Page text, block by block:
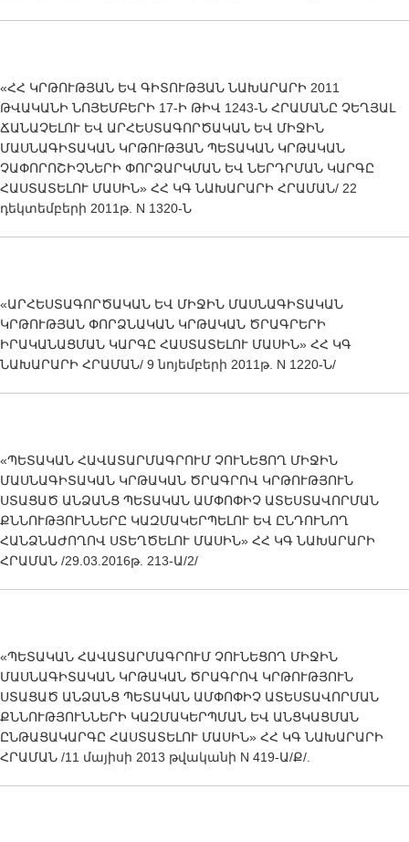
«ՀՀ ԿՐԹՈՒԹՅԱՆ ԵՎ ԳԻՏՈՒԹՅԱՆ ՆԱԽԱՐԱՐԻ 2011
ԹՎԱԿԱՆԻ ՆՈՅԵՄԲԵՐԻ 17-Ի ԹԻՎ 1243-Ն ՀՐԱՄԱՆԸ ՉԵՂՅԱԼ
ՃԱՆԱՉԵԼՈՒ ԵՎ ԱՐՀԵՍՏԱԳՈՐԾԱԿԱՆ ԵՎ ՄԻՋԻՆ
ՄԱՍՆԱԳԻՏԱԿԱՆ ԿՐԹՈՒԹՅԱՆ ՊԵՏԱԿԱՆ ԿՐԹԱԿԱՆ
ՉԱՓՈՐՈՇԻՉՆԵՐԻ ՓՈՐՁԱՐԿՄԱՆ ԵՎ ՆԵՐԴՐՄԱՆ ԿԱՐԳԸ
ՀԱՍՏԱՏԵԼՈՒ ՄԱՍԻՆ» ՀՀ ԿԳ ՆԱԽԱՐԱՐԻ ՀՐԱՄԱՆ/ 22
դեկտեմբերի 2011թ. N 1320-Ն
«ԱՐՀԵՍՏԱԳՈՐԾԱԿԱՆ ԵՎ ՄԻՋԻՆ ՄԱՍՆԱԳԻՏԱԿԱՆ
ԿՐԹՈՒԹՅԱՆ ՓՈՐՁՆԱԿԱՆ ԿՐԹԱԿԱՆ ԾՐԱԳՐԵՐԻ
ԻՐԱԿԱՆԱՑՄԱՆ ԿԱՐԳԸ ՀԱՍՏԱՏԵԼՈՒ ՄԱՍԻՆ» ՀՀ ԿԳ
ՆԱԽԱՐԱՐԻ ՀՐԱՄԱՆ/ 9 նոյեմբերի 2011թ. N 1220-Ն/
«ՊԵՏԱԿԱՆ ՀԱՎԱՏԱՐՄԱԳՐՈՒՄ ՉՈՒՆԵՑՈՂ ՄԻՋԻՆ
ՄԱՍՆԱԳԻՏԱԿԱՆ ԿՐԹԱԿԱՆ ԾՐԱԳՐՈՎ ԿՐԹՈՒԹՅՈՒՆ
ՍՏԱՑԱԾ ԱՆՁԱՆՑ ՊԵՏԱԿԱՆ ԱՄՓՈՓԻՉ ԱՏԵՍՏԱՎՈՐՄԱՆ
ՔՆՆՈՒԹՅՈՒՆՆԵՐԸ ԿԱԶՄԱԿԵՐՊԵԼՈՒ ԵՎ ԸՆԴՈՒՆՈՂ
ՀԱՆՁՆԱԺՈՂՈՎ ՍՏԵՂԾԵԼՈՒ ՄԱՍԻՆ» ՀՀ ԿԳ ՆԱԽԱՐԱՐԻ
ՀՐԱՄԱՆ /29.03.2016թ. 213-Ա/2/
«ՊԵՏԱԿԱՆ ՀԱՎԱՏԱՐՄԱԳՐՈՒՄ ՉՈՒՆԵՑՈՂ ՄԻՋԻՆ
ՄԱՍՆԱԳԻՏԱԿԱՆ ԿՐԹԱԿԱՆ ԾՐԱԳՐՈՎ ԿՐԹՈՒԹՅՈՒՆ
ՍՏԱՑԱԾ ԱՆՁԱՆՑ ՊԵՏԱԿԱՆ ԱՄՓՈՓԻՉ ԱՏԵՍՏԱՎՈՐՄԱՆ
ՔՆՆՈՒԹՅՈՒՆՆԵՐԻ ԿԱԶՄԱԿԵՐՊՄԱՆ ԵՎ ԱՆՑԿԱՑՄԱՆ
ԸՆԹԱՑԱԿԱՐԳԸ ՀԱՍՏԱՏԵԼՈՒ ՄԱՍԻՆ» ՀՀ ԿԳ ՆԱԽԱՐԱՐԻ
ՀՐԱՄԱՆ /11 մայիսի 2013 թվականի N 419-Ա/Ք/.